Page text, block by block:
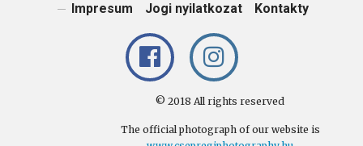
Impresum Jogi nyilatkozat Kontakty
© 2018 All rights reserved
The official photograph of our website is